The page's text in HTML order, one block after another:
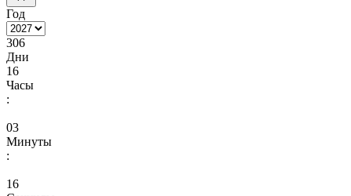
Год
306
Дни
16
Часы
:
03
Минуты
:
16